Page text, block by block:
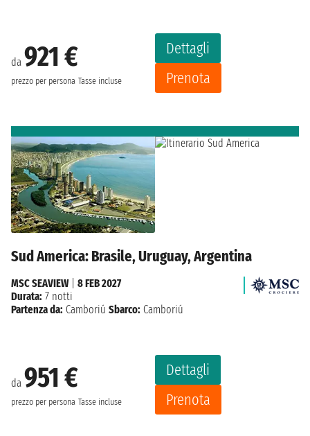
da 921 €
prezzo per persona Tasse incluse
Dettagli
Prenota
Sud America: Brasile, Uruguay, Argentina
da 951 €
prezzo per persona Tasse incluse
Dettagli
Prenota
MSC SEAVIEW| 8 FEB 2027
Durata: 7 notti
Partenza da: Camboriú Sbarco: Camboriú